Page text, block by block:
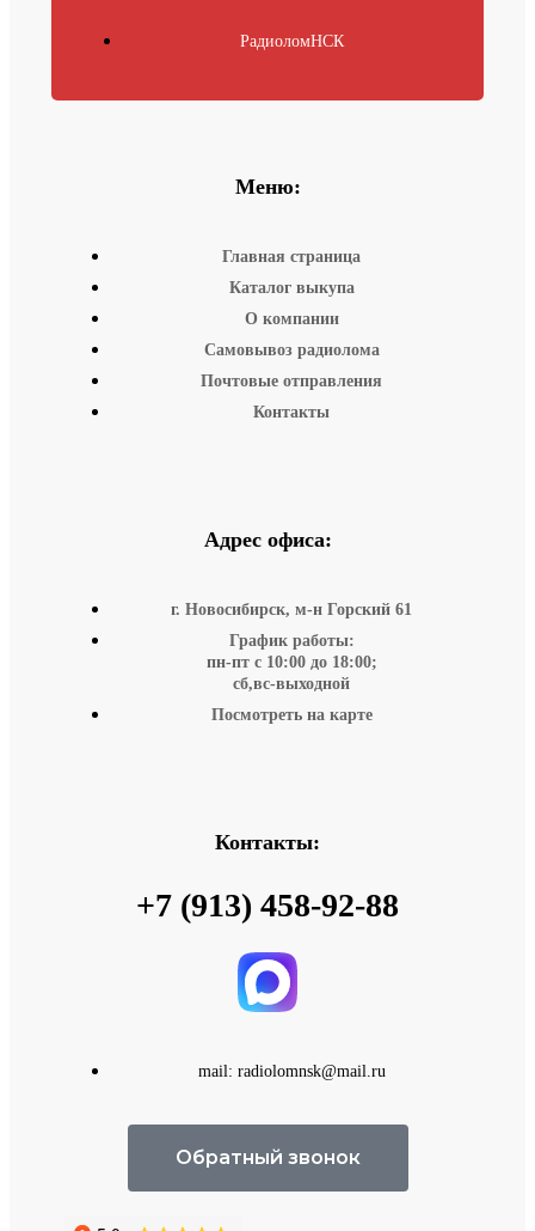
РадиоломНСК
Меню:
Главная страница
Каталог выкупа
О компании
Самовывоз радиолома
Почтовые отправления
Контакты
Адрес офиса:
г. Новосибирск, м-н Горский 61
График работы:
пн-пт с 10:00 до 18:00;
сб,вс-выходной
Посмотреть на карте
Контакты:
+7 (913) 458-92-88
mail: radiolomnsk@mail.ru
Обратный звонок